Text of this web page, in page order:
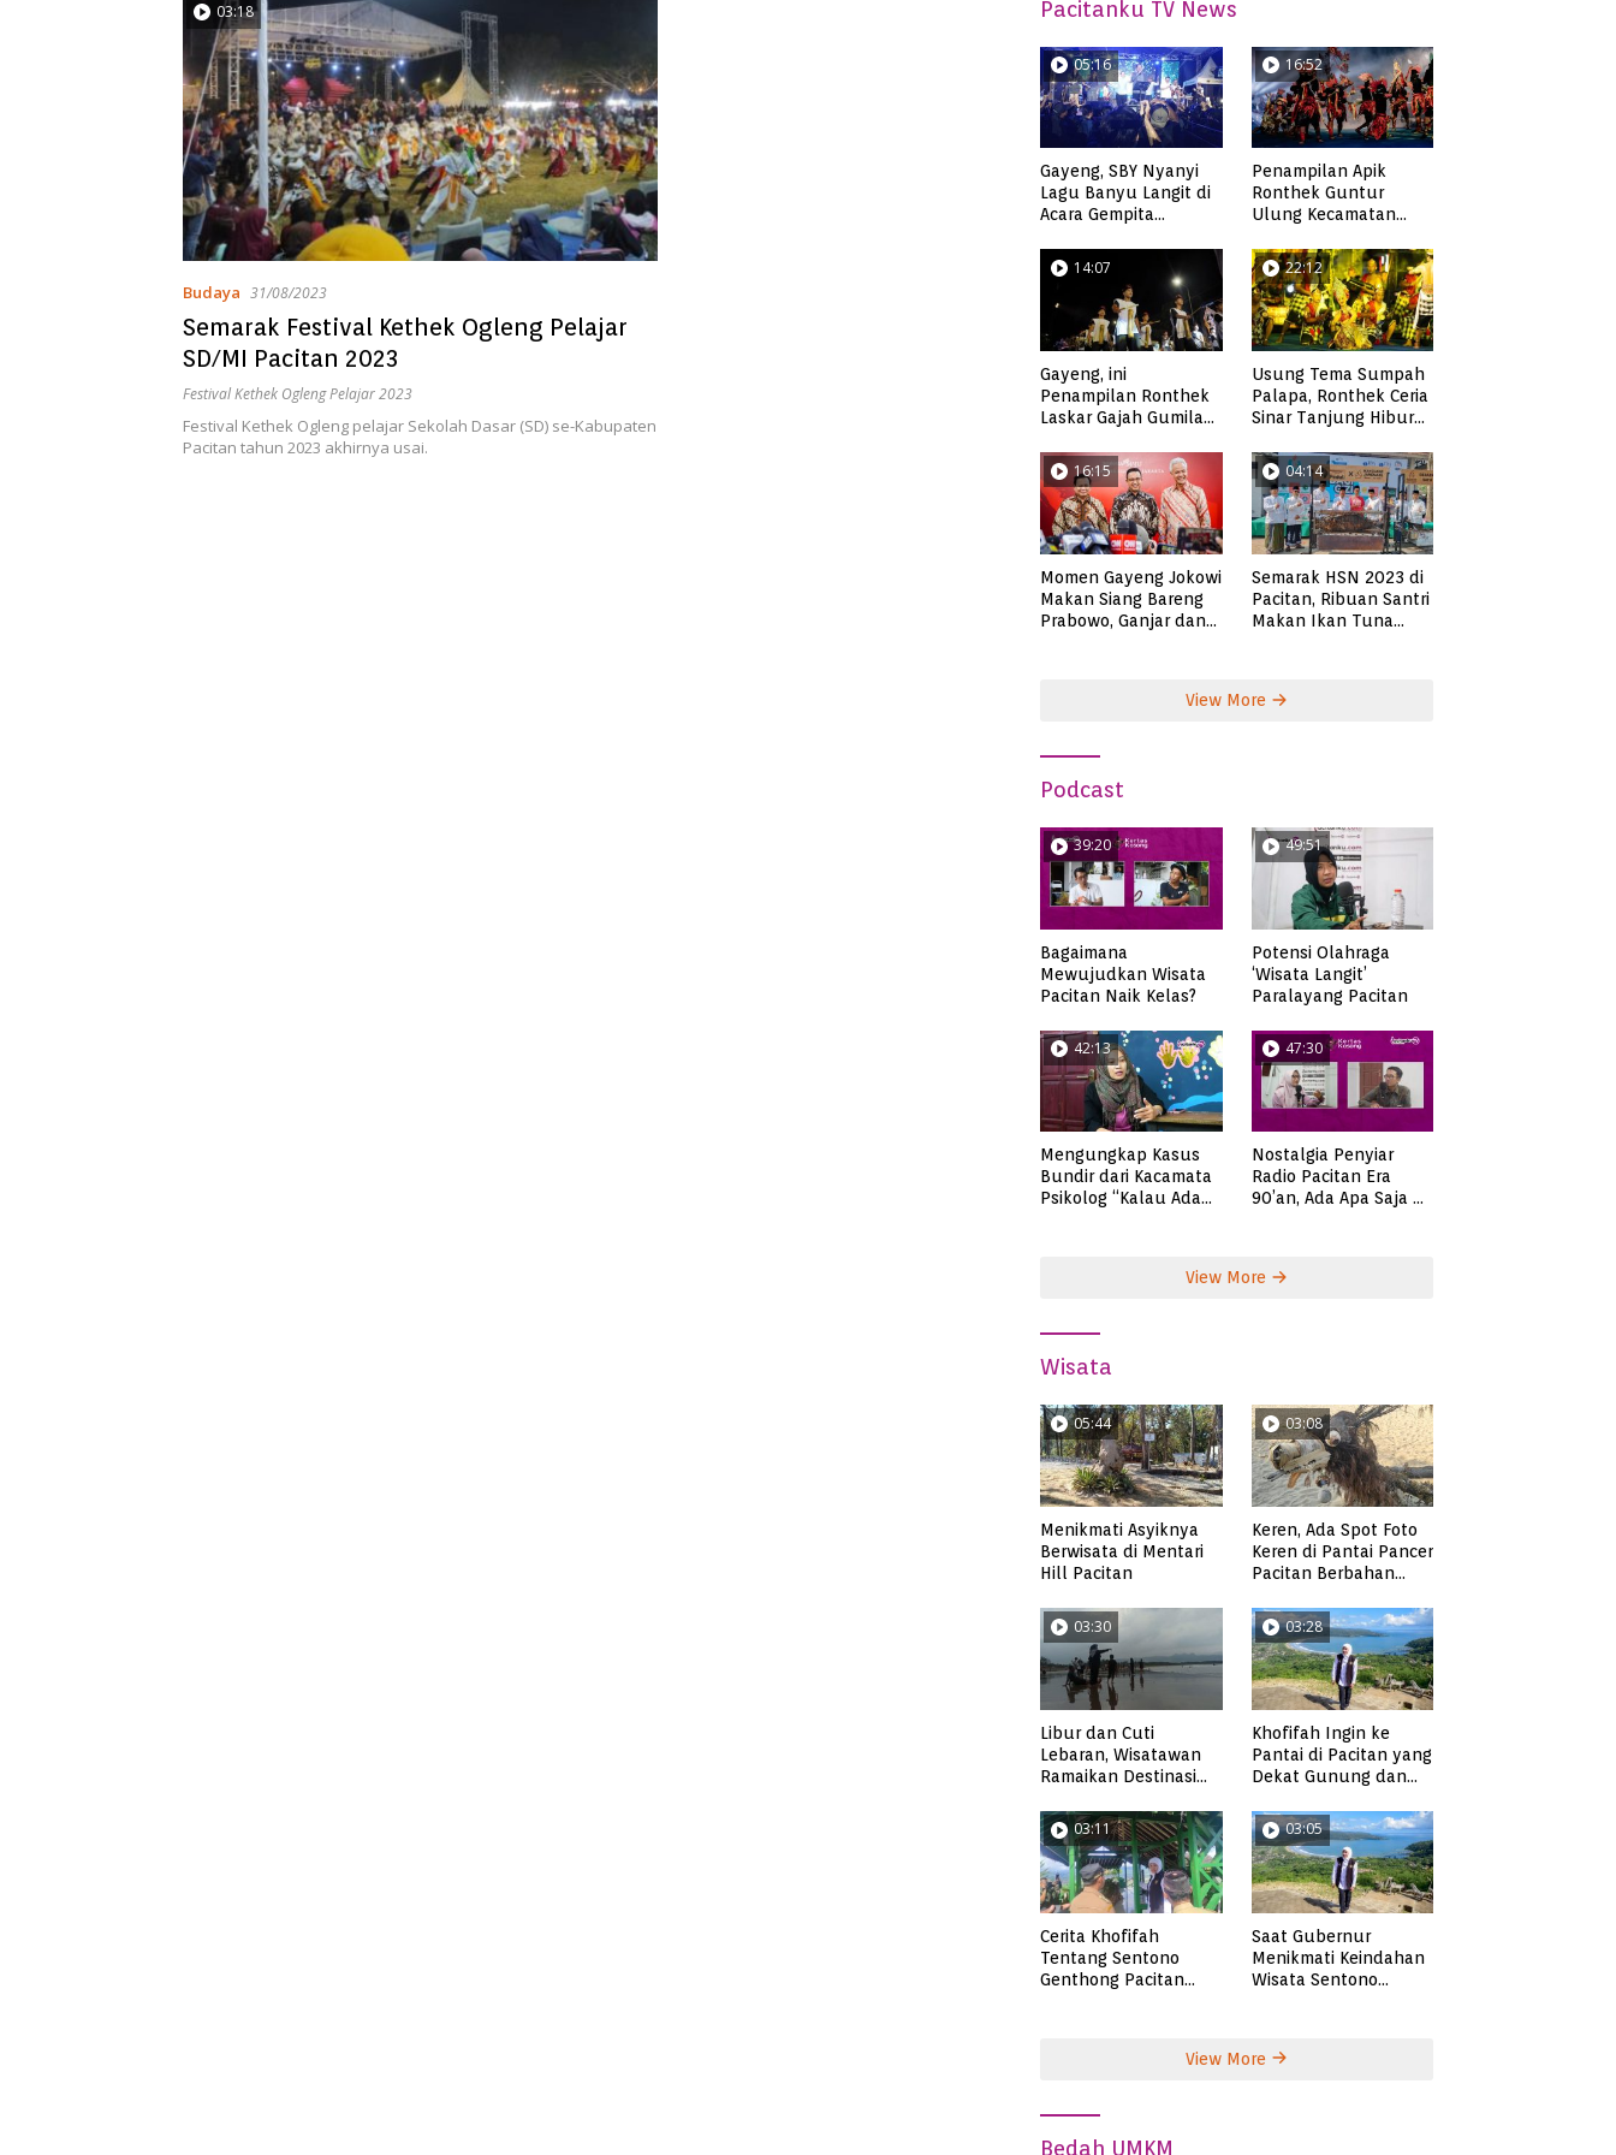
03:18
Budaya 31/08/2023
Semarak Festival Kethek Ogleng Pelajar
SD/MI Pacitan 2023
Festival Kethek Ogleng Pelajar 2023
Festival Kethek Ogleng pelajar Sekolah Dasar (SD) se-Kabupaten
Pacitan tahun 2023 akhirnya usai.
Pacitanku TV News
05:16
Gayeng, SBY Nyanyi
Lagu Banyu Langit di
Acara Gempita
16:52
Penampilan Apik
Ronthek Guntur
Ulung Kecamatan
14:07
Gayeng, ini
Penampilan Ronthek
Laskar Gajah Gumilap
22:12
Usung Tema Sumpah
Palapa, Ronthek Ceria
Sinar Tanjung Hibur
FRP 2023
16:15
Momen Gayeng Jokowi
Makan Siang Bareng
Prabowo, Ganjar dan
04:14
Semarak HSN 2023 di
Pacitan, Ribuan Santri
Makan Ikan Tuna
View More
Podcast
39:20
Bagaimana
Mewujudkan Wisata
Pacitan Naik Kelas?
49:51
Potensi Olahraga
‘Wisata Langit’
Paralayang Pacitan
42:13
Mengungkap Kasus
Bundir dari Kacamata
Psikolog “Kalau Ada
47:30
Nostalgia Penyiar
Radio Pacitan Era
90’an, Ada Apa Saja di
View More
Wisata
05:44
Menikmati Asyiknya
Berwisata di Mentari
Hill Pacitan
03:08
Keren, Ada Spot Foto
Keren di Pantai Pancer
Pacitan Berbahan
03:30
Libur dan Cuti
Lebaran, Wisatawan
Ramaikan Destinasi
03:28
Khofifah Ingin ke
Pantai di Pacitan yang
Dekat Gunung dan
Pangasan?
03:11
Cerita Khofifah
Tentang Sentono
Genthong Pacitan
03:05
Saat Gubernur
Menikmati Keindahan
Wisata Sentono
View More
Bedah UMKM